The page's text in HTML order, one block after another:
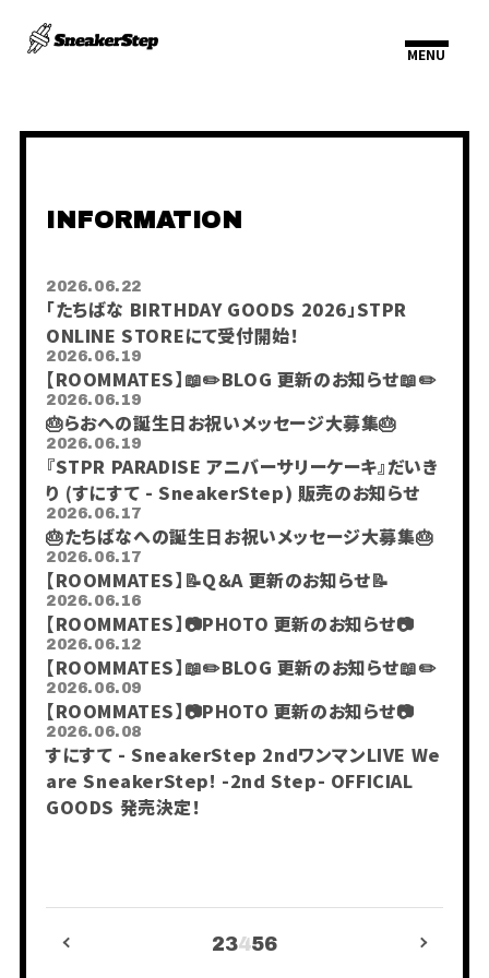
HOME
DISCOGRAPHY
会員登録 ログイン
すにくじ
INFORMATION
2026.06.22
「たちばな BIRTHDAY GOODS 2026」STPR
ONLINE STOREにて受付開始！
2026.06.19
【ROOMMATES】📖✏️BLOG 更新のお知らせ📖✏️
2026.06.19
🎂らおへの誕生日お祝いメッセージ大募集🎂
2026.06.19
『STPR PARADISE アニバーサリーケーキ』だいき
り (すにすて - SneakerStep) 販売のお知らせ
2026.06.17
🎂たちばなへの誕生日お祝いメッセージ大募集🎂
2026.06.17
【ROOMMATES】📝Q＆A 更新のお知らせ📝
2026.06.16
【ROOMMATES】📷PHOTO 更新のお知らせ📷
2026.06.12
【ROOMMATES】📖✏️BLOG 更新のお知らせ📖✏️
2026.06.09
【ROOMMATES】📷PHOTO 更新のお知らせ📷
2026.06.08
すにすて - SneakerStep 2ndワンマンLIVE We
are SneakerStep! -2nd Step- OFFICIAL
GOODS 発売決定！
23456